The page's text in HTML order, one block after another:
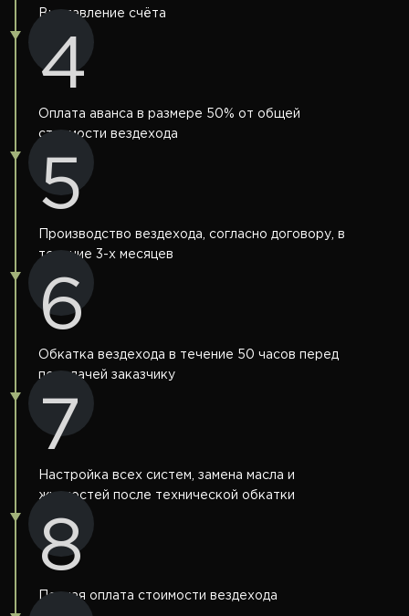
Выставление счёта
4
Оплата аванса в размере 50% от общей
стоимости вездехода
5
Производство вездехода, согласно договору, в
течение 3-х месяцев
6
Обкатка вездехода в течение 50 часов перед
передачей заказчику
7
Настройка всех систем, замена масла и
жидкостей после технической обкатки
8
Полная оплата стоимости вездехода